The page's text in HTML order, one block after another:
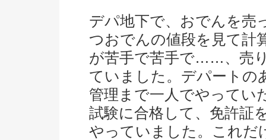
デパ地下で、おでんを売
つおでんの値段を見て計
が苦手で苦手で……、売
ていました。デパートの
管理まで一人でやってい
試験に合格して、免許証
やっていました。これだ